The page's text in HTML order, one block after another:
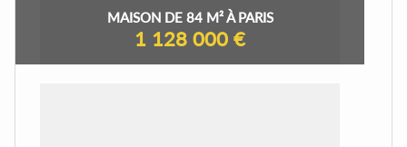
MAISON DE 84 M² À PARIS
1 128 000 €